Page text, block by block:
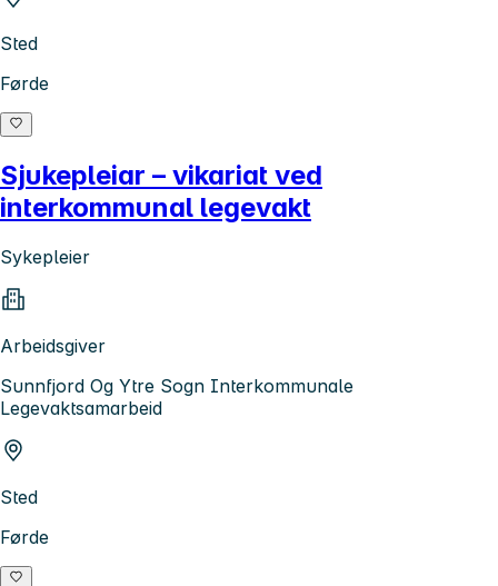
Sted
Førde
Sjukepleiar – vikariat ved
interkommunal legevakt
Sykepleier
Arbeidsgiver
Sunnfjord Og Ytre Sogn Interkommunale
Legevaktsamarbeid
Sted
Førde